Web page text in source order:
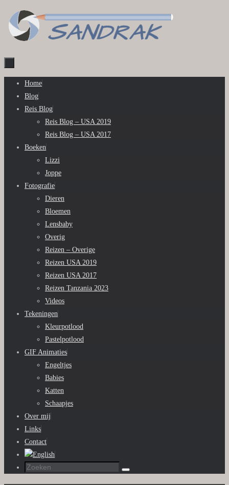
naar
de
naar
Home
Blog
Reis Blog
Reis Blog – USA 2019
Reis Blog – USA 2017
Boeken
Lizzi
Joppe
Fotografie
Dieren
Bloemen
Lensbaby
Overig
Reizen – Overige
Reizen USA 2019
Reizen USA 2017
Reizen Tanzania 2023
Videos
Tekeningen
Kleurpotlood
Pastelpotlood
GIF Animaties
Engeltjes
Babies
Katten
Schaapjes
Over mij
Links
Contact
Zoeken
Zoeken